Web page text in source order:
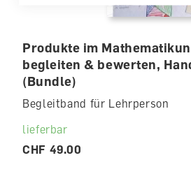
Produkte im
begleiten & bewerten,
(Bundle)
Begleitband für Lehrperson
lieferbar
CHF 49.00